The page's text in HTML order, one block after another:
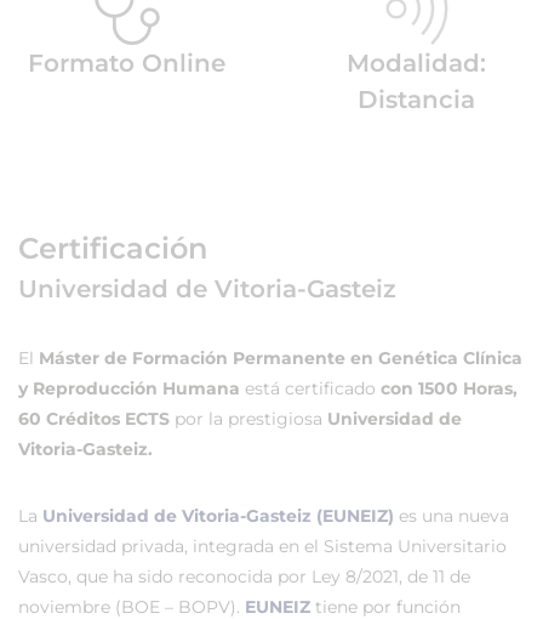
Formato Online
Modalidad:
Distancia
Certificación
Universidad de Vitoria-Gasteiz
El Máster de Formación Permanente en Genética Clínica
y Reproducción Humana está certificado con 1500 Horas,
60 Créditos ECTS por la prestigiosa Universidad de
Vitoria-Gasteiz.
La Universidad de Vitoria-Gasteiz (EUNEIZ) es una nueva
universidad privada, integrada en el Sistema Universitario
Vasco, que ha sido reconocida por Ley 8/2021, de 11 de
noviembre (BOE – BOPV). EUNEIZ tiene por función